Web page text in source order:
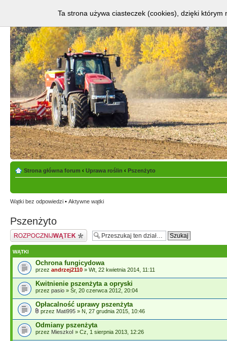
Strona główna forum ‹ Uprawa roślin ‹ Pszenżyto
Wątki bez odpowiedzi • Aktywne wątki
Pszenżyto
Napisz wątek
WĄTKI
Ochrona fungicydowa
przez andrzej2110 » Wt, 22 kwietnia 2014, 11:11
Kwitnienie pszenżyta a opryski
przez pasio » Śr, 20 czerwca 2012, 20:04
Opłacalność uprawy pszenżyta
przez Mati995 » N, 27 grudnia 2015, 10:46
Odmiany pszenżyta
przez MieszkoI » Cz, 1 sierpnia 2013, 12:26
Ta strona używa ciasteczek (cookies), dzięki którym